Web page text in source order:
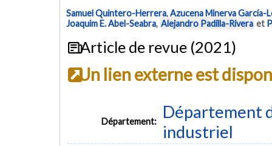
Samuel Quintero-Herrera,Azucena Minerva García-
Joaquim E. Abel-Seabra, Alejandro Padilla-Rivera et
Article de revue (2021)
Un lien externe est
Département:
Département
industriel